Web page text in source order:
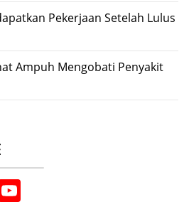
Pekerjaan Setelah Lulus
Ampuh Mengobati Penyakit